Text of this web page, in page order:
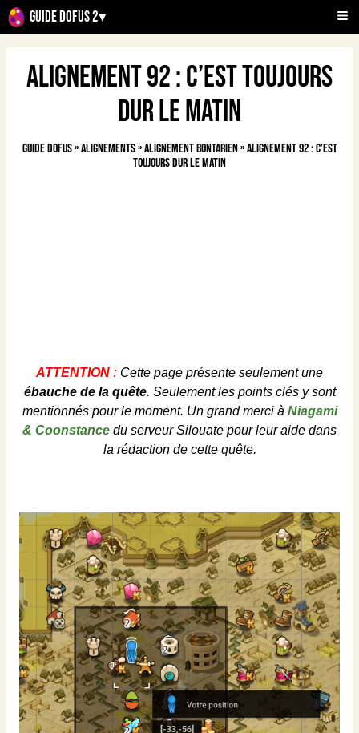
Guide Dofus 2▾
Alignement 92 : C’est toujours
dur le matin
Guide Dofus»Alignements»Alignement Bontarien»Alignement 92 : C’est
toujours dur le matin
ATTENTION : Cette page présente seulement une
ébauche de la quête. Seulement les points clés y sont
mentionnés pour le moment. Un grand merci à Niagami
& Coonstance du serveur Silouate pour leur aide dans
la rédaction de cette quête.